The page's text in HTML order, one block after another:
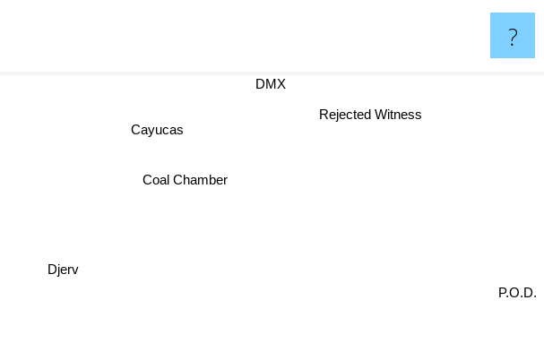
?
Djerv
Cayucas
Rejected Witness
Coal Chamber
P.O.D.
DMX